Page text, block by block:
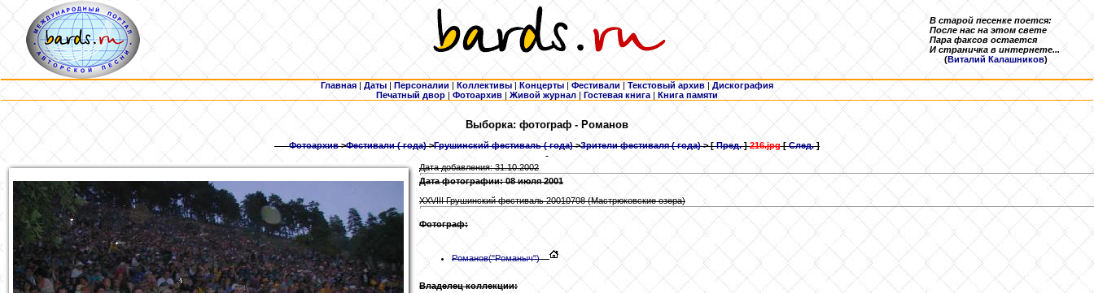
В старой песенке поется:
После нас на этом свете
Пара факсов остается
И страничка в интернете...
(Виталий Калашников)
Главная | Даты | Персоналии | Коллективы | Концерты | Фестивали | Текстовый архив | Дискография
Печатный двор | Фотоархив | Живой журнал |Гостевая книга | Книга памяти
Выборка: фотограф - Романов
Фотоархив>Фестивали ( года)>Грушинский фестиваль ( года)>Зрители фестиваля ( года)> [Пред.]216.jpg[След.]
Дата добавления: 31.10.2002
Дата фотографии: 08 июля 2001
XXVIII Грушинский фестиваль 20010708 (Мастрюковские озера)
Фотограф:
Романов("Романыч")
Владелец коллекции: